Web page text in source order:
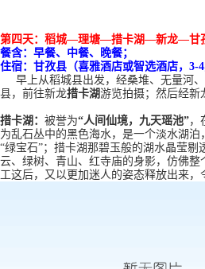
第四天：稻城—理塘—措卡湖—新龙—甘孜
餐含：早餐、 中餐、晚餐；
住宿： 甘孜县（喜雅酒店或智选酒店， 3-
早上从稻城县出发，经桑堆、无量河、
县，前往新龙措卡湖游览拍摄；然后经新
措卡湖： 被誉为“人间仙境，九天瑶池”，
为乱石丛中的黑色海水，是一个淡水湖泊
“绿宝石”；措卡湖那碧玉般的湖水晶莹剔
云、绿树、青山、红寺庙的身影，仿佛整
工这后，又以更加迷人的姿态释放出来，